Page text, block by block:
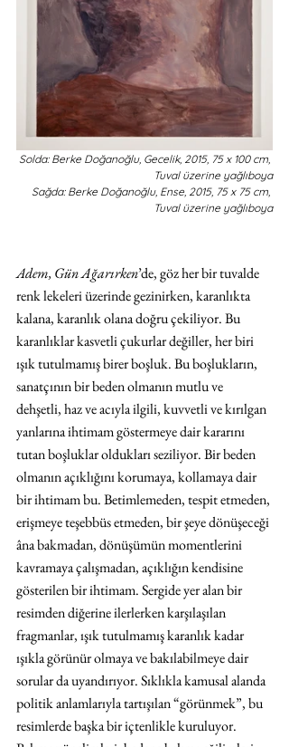
Solda: Berke Doğanoğlu, Gecelik, 2015, 75 x 100 cm,
Tuval üzerine yağlıboya
Sağda: Berke Doğanoğlu, Ense, 2015, 75 x 75 cm,
Tuval üzerine yağlıboya
Adem, Gün Ağarırken’de, göz her bir tuvalde
renk lekeleri üzerinde gezinirken, karanlıkta
kalana, karanlık olana doğru çekiliyor. Bu
karanlıklar kasvetli çukurlar değiller, her biri
ışık tutulmamış birer boşluk. Bu boşlukların,
sanatçının bir beden olmanın mutlu ve
dehşetli, haz ve acıyla ilgili, kuvvetli ve kırılgan
yanlarına ihtimam göstermeye dair kararını
tutan boşluklar oldukları seziliyor. Bir beden
olmanın açıklığını korumaya, kollamaya dair
bir ihtimam bu. Betimlemeden, tespit etmeden,
erişmeye teşebbüs etmeden, bir şeye dönüşeceği
âna bakmadan, dönüşümün momentlerini
kavramaya çalışmadan, açıklığın kendisine
gösterilen bir ihtimam. Sergide yer alan bir
resimden diğerine ilerlerken karşılaşılan
fragmanlar, ışık tutulmamış karanlık kadar
ışıkla görünür olmaya ve bakılabilmeye dair
sorular da uyandırıyor. Sıklıkla kamusal alanda
politik anlamlarıyla tartışılan “görünmek”, bu
resimlerde başka bir içtenlikle kuruluyor.